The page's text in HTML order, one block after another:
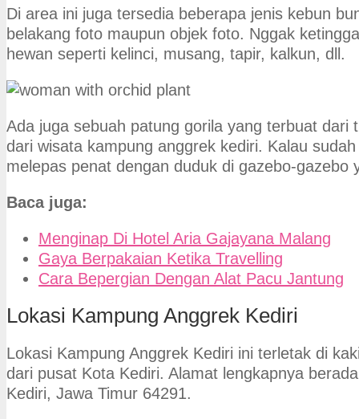
Di area ini juga tersedia beberapa jenis kebun
belakang foto maupun objek foto. Nggak
hewan seperti kelinci, musang, tapir, kalkun, dll.
Ada juga sebuah patung gorila yang terbuat dari
dari wisata kampung anggrek kediri. Kalau
melepas penat dengan duduk di gazebo-gazebo
Baca juga:
Menginap Di Hotel Aria Gajayana Malang
Gaya Berpakaian Ketika Travelling
Cara Bepergian Dengan Alat Pacu Jantung
Lokasi Kampung Anggrek Kediri
Lokasi Kampung Anggrek Kediri ini terletak di
dari pusat Kota Kediri. Alamat lengkapnya
Kediri, Jawa Timur 64291.